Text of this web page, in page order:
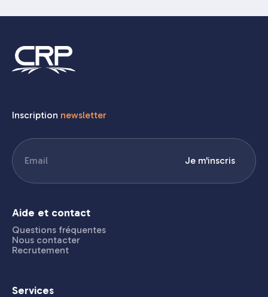
Inscription newsletter
E-
mail (Nécessaire) Je m'inscris
Aide et contact
Questions fréquentes
Nous contacter
Recrutement
Services